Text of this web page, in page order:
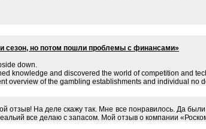
сезон, но потом пошли проблемы с финансами»
down.
knowledge and discovered the world of competition and
overview of the gambling establishments and individual no
отзыв! На деле скажу так. Мне все понравилось. Да
все делаю с запасом. Мой отзыв о компании